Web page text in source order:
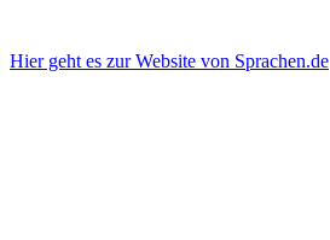
Hier geht es zur Website von Sprachen.de